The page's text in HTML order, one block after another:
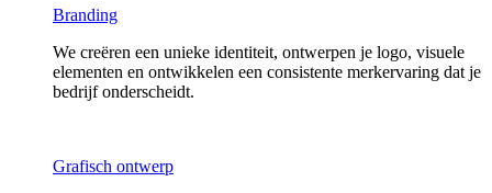
Branding
We creëren een unieke identiteit, ontwerpen je logo, visuele
elementen en ontwikkelen een consistente merkervaring dat je
bedrijf onderscheidt.
Grafisch ontwerp